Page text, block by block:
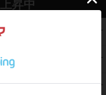
昇中
PT
PT
300 PT